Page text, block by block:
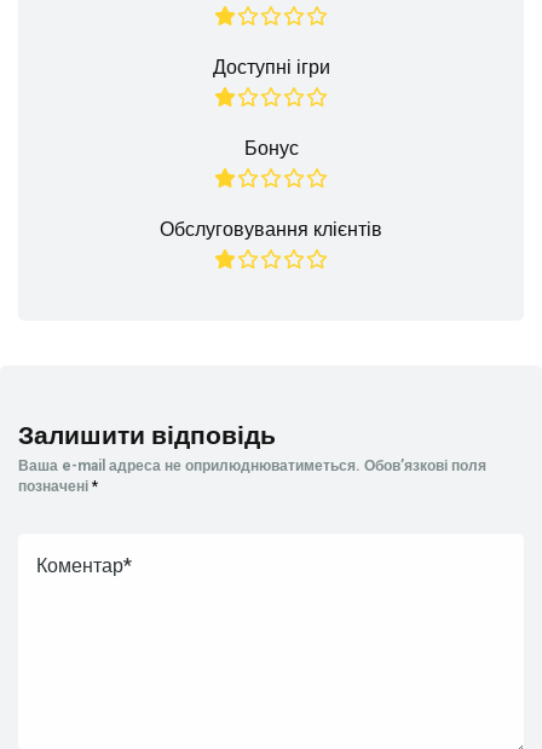
Доступні ігри
Бонус
Обслуговування клієнтів
Залишити відповідь
Ваша e-mail адреса не оприлюднюватиметься. Обов’язкові поля
позначені *